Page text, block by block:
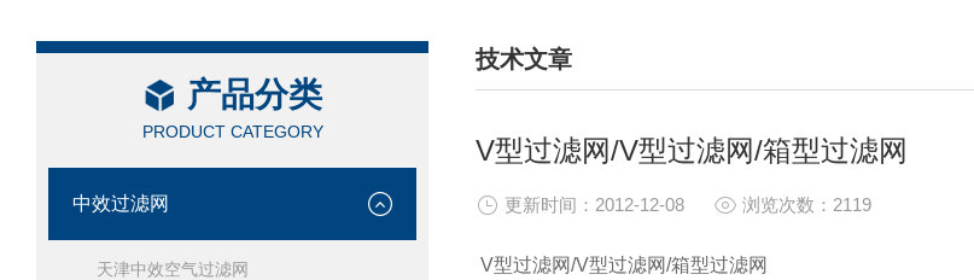
产品分类
PRODUCT CATEGORY
中效过滤网
天津中效空气过滤网
技术文章
/ TECHNICAL ARTICLES
V型过滤网/V型过滤网/箱型过滤网
更新时间：2012-12-08 浏览次数：2119
V型过滤网/V型过滤网/箱型过滤网